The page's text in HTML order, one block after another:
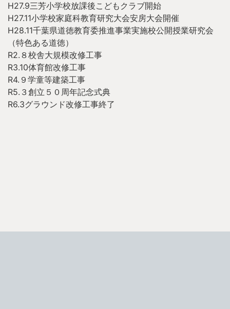
H27.9三芳小学校放課後こどもクラブ開始
H27.11小学校家庭科教育研究大会安房大会開催
H28.11千葉県道徳教育委推進事業実施校公開授業研究会
（特色ある道徳）
R2.８校舎大規模改修工事
R3.10体育館改修工事
R4.９学童等建築工事
R5.３創立５０周年記念式典
R6.3グラウンド改修工事終了